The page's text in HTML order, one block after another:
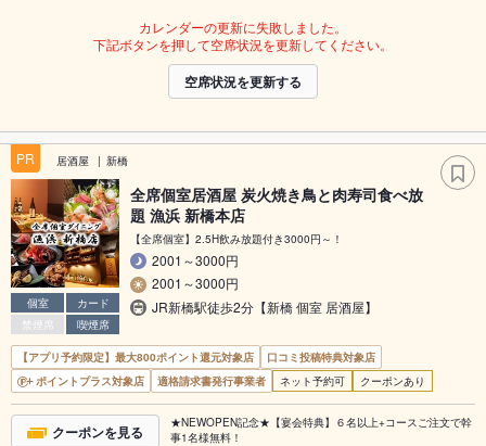
カレンダーの更新に失敗しました。
下記ボタンを押して空席状況を更新してください。
空席状況を更新する
PR 居酒屋 新橋
個室
カード
禁煙席
喫煙席
全席個室居酒屋 炭火焼き鳥と肉寿司食べ放
題 漁浜 新橋本店
【全席個室】2.5H飲み放題付き3000円～！
2001～3000円
2001～3000円
JR新橋駅徒歩2分【新橋 個室 居酒屋】
【アプリ予約限定】最大800ポイント還元対象店
口コミ投稿特典対象店
ポイントプラス対象店
適格請求書発行事業者 ネット予約可 クーポンあり
クーポンを見る
★NEWOPEN記念★【宴会特典】６名以上+コースご注文で幹
事1名様無料！